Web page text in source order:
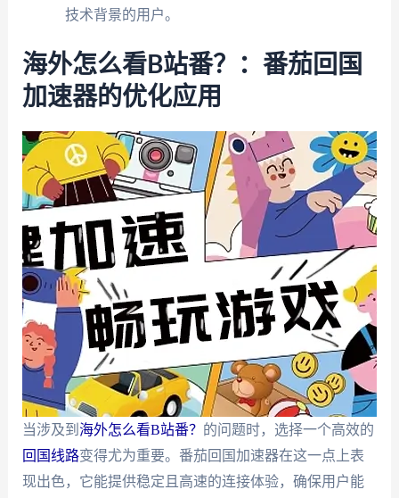
技术背景的用户。
海外怎么看B站番？：番茄回国
加速器的优化应用
当涉及到 海外怎么看B站番？ 的问题时，选择一个高效的
回国线路变得尤为重要。番茄回国加速器在这一点上表
现出色，它能提供稳定且高速的连接体验，确保用户能